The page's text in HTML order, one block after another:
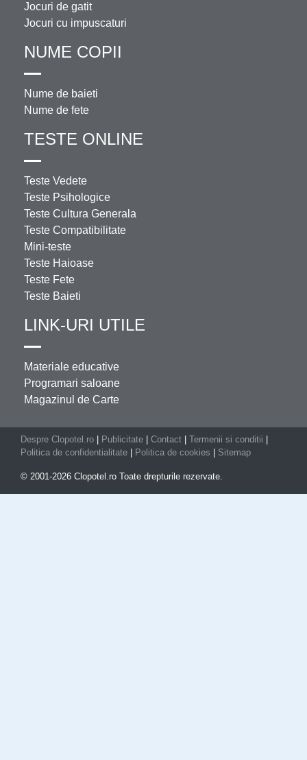
Jocuri de gatit
Jocuri cu impuscaturi
NUME COPII
Nume de baieti
Nume de fete
TESTE ONLINE
Teste Vedete
Teste Psihologice
Teste Cultura Generala
Teste Compatibilitate
Mini-teste
Teste Haioase
Teste Fete
Teste Baieti
LINK-URI UTILE
Materiale educative
Programari saloane
Magazinul de Carte
Despre Clopotel.ro Publicitate Contact Termenii si conditii
Politica de confidentialitate
Politica de cookies Sitemap
© 2001-2026 Clopotel.ro Toate drepturile rezervate.